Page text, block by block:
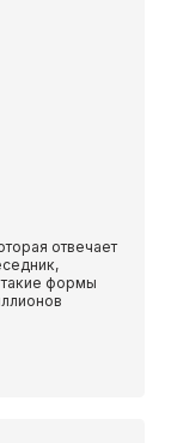
отвечает
такие формы